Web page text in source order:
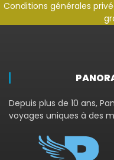
Conditions générales
Depuis plus de 10 ans,
voyages uniques à des